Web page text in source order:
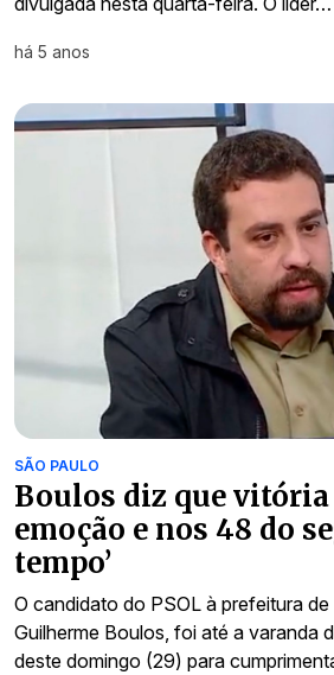
há 5 anos
SÃO PAULO
Boulos diz que vitória
emoção e nos 48 do
tempo’
O candidato do PSOL à prefeitura de
Guilherme Boulos, foi até a varanda
deste domingo (29) para